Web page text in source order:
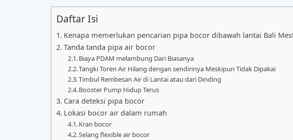
Daftar Isi
Kenapa memerlukan pencarian pipa bocor dibawah lantai Bali
Tanda tanda pipa air bocor
Biaya PDAM melambung Dari Biasanya
Tangki Toren Air Hilang dengan sendirinya Meskipun Tidak Dipakai
Timbul Rembesan Air di Lantai atau dari Dinding
Booster Pump Hidup Terus
Cara deteksi pipa bocor
Lokasi bocor air dalam rumah
Kran bocor
Selang flexible air bocor